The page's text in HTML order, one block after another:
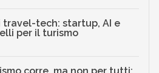
travel-tech: startup, AI e
per il turismo